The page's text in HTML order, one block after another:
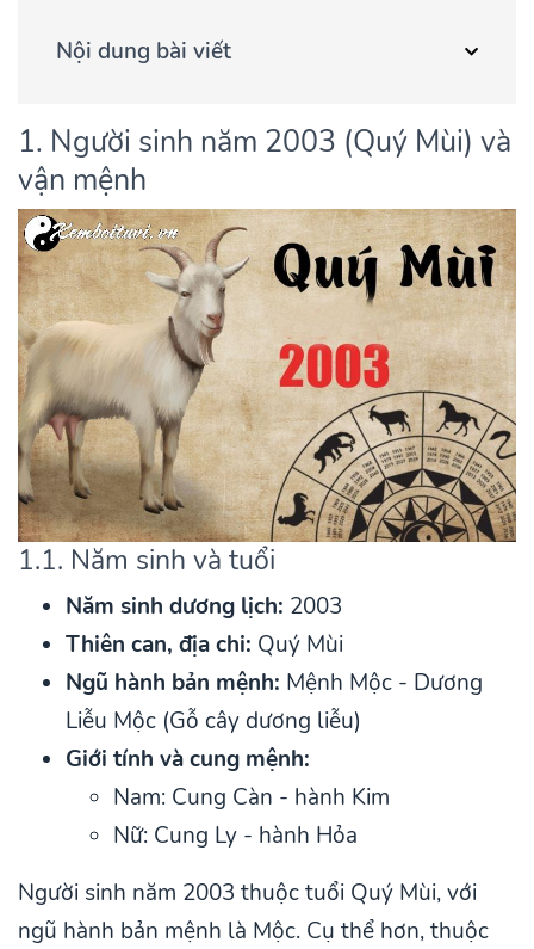
Nội dung bài viết
1. Người sinh năm 2003 (Quý Mùi) và
vận mệnh
1.1. Năm sinh và tuổi
Năm sinh dương lịch: 2003
Thiên can, địa chi: Quý Mùi
Ngũ hành bản mệnh: Mệnh Mộc - Dương
Liễu Mộc (Gỗ cây dương liễu)
Giới tính và cung mệnh:
Nam: Cung Càn - hành Kim
Nữ: Cung Ly - hành Hỏa
Người sinh năm 2003 thuộc tuổi Quý Mùi, với
ngũ hành bản mệnh là Mộc. Cụ thể hơn, thuộc